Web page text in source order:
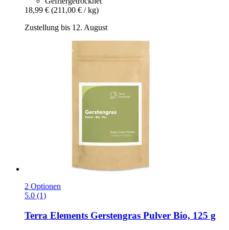
18,99 € (211,00 € / kg)
Zustellung bis 12. August
2 Optionen
5.0 (1)
Terra Elements Gerstengras Pulver Bio, 125 g